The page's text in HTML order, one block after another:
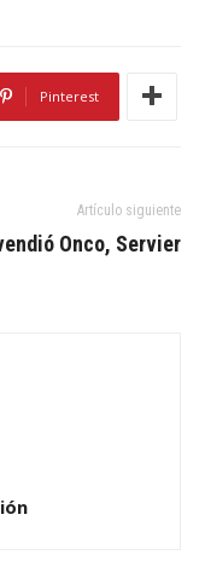
Pinterest
Artículo siguiente
Onco, Servier